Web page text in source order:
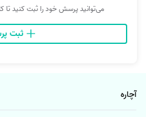
می‌توانید پرسش خود را ثبت کنید تا
آچاره